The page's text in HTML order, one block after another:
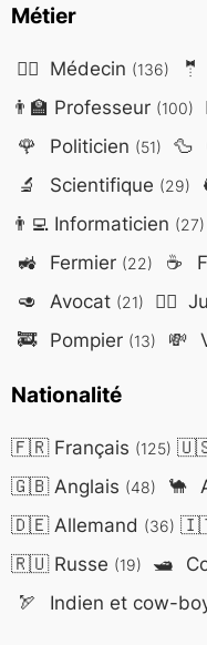
Métier
👨‍⚕️ Médecin (136) 🤵
👨‍🏫 Professeur (100)
🌹 Politicien (51) 🦆
🔬 Scientifique (29)
👨‍💻Informaticien (27)
🚜 Fermier (22) ☕
🥑 Avocat (21) 👨‍⚖️
🚒 Pompier (13) 💸
Nationalité
🇫🇷Français (125)
🇬🇧Anglais (48) 🐪
🇩🇪Allemand (36)
🇷🇺Russe (19) 🛥️
🏹 Indien et cow-